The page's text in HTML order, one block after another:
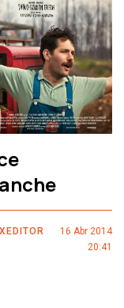
16 Abr 2014
20:41